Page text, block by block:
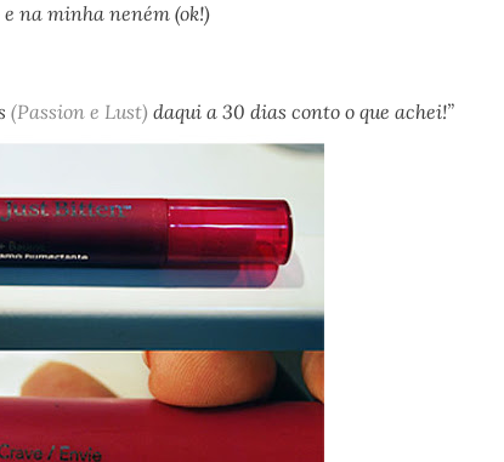
na minha neném (ok!)
(Passion e Lust) daqui a 30 dias conto o que achei!”